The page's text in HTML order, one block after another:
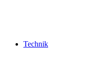
Technik